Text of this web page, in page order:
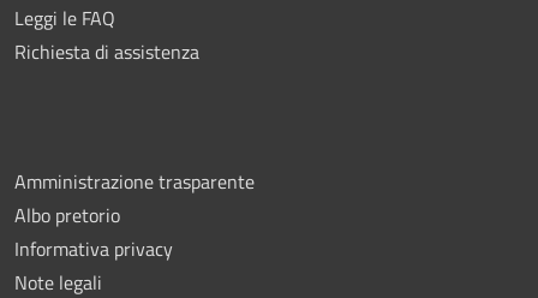
Leggi le FAQ
Richiesta di assistenza
Amministrazione trasparente
Albo pretorio
Informativa privacy
Note legali